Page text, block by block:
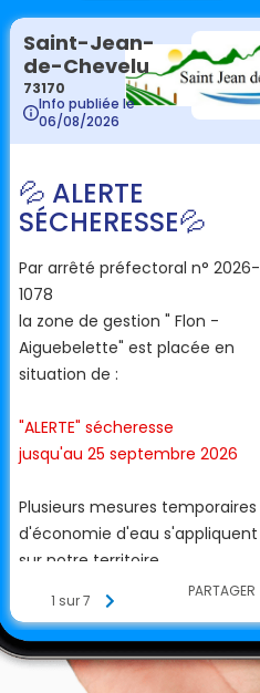
Saint-Jean-
de-Chevelu
73170
Info publiée le
06/08/2026
💦 ALERTE
SÉCHERESSE 💦
Par arrêté préfectoral n° 2026-
1078
la zone de gestion " Flon -
Aiguebelette" est placée en
situation de :
"ALERTE" sécheresse
jusqu'au 25 septembre 2026
Plusieurs mesures temporaires
d'économie d'eau s'appliquent
sur notre territoire.
1 sur 7 PARTAGER